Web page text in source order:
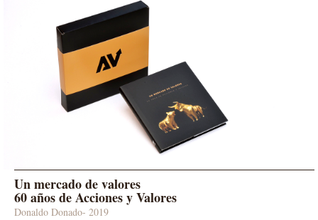
Un mercado de valores
60 años de Acciones y Valores
Donaldo Donado- 2019